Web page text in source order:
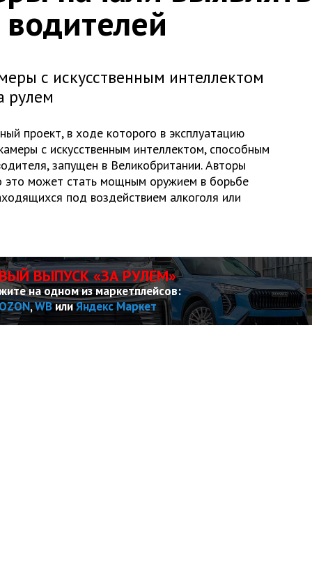
с искусственным интеллектом
рулем
проект, в ходе которого в эксплуатацию
с искусственным интеллектом, способным
запущен в Великобритании. Авторы
это может стать мощным оружием в борьбе
под воздействием алкоголя или
ВЫПУСК «ЗА РУЛЕМ»
на одном из маркетплейсов:
OZON,WBилиЯндекс Маркет